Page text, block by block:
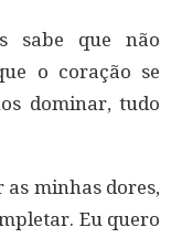
sabe que não
o coração se
dominar, tudo
minhas dores,
Eu quero